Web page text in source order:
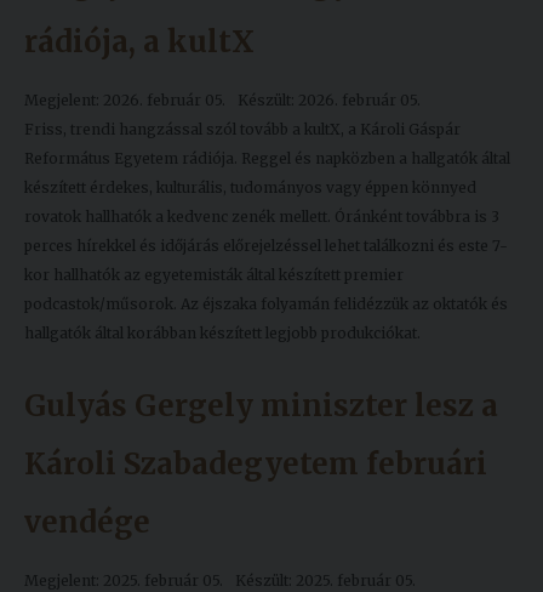
Szolgáltatásaink
Nemzetközi
kapcsolatok
Lelkészség
Sajtó
Sport
rádiója, a kultX
Megjelent: 2026. február 05.
Készült: 2026. február 05.
Friss, trendi hangzással szól tovább a kultX, a Károli Gáspár
Református Egyetem rádiója. Reggel és napközben a hallgatók által
készített érdekes, kulturális, tudományos vagy éppen könnyed
rovatok hallhatók a kedvenc zenék mellett. Óránként továbbra is 3
perces hírekkel és időjárás előrejelzéssel lehet találkozni és este 7-
kor hallhatók az egyetemisták által készített premier
podcastok/műsorok. Az éjszaka folyamán felidézzük az oktatók és
hallgatók által korábban készített legjobb produkciókat.
Gulyás Gergely miniszter lesz a
Károli Szabadegyetem februári
vendége
Megjelent: 2025. február 05.
Készült: 2025. február 05.